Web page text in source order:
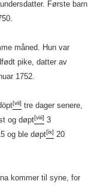
Første barn
måned. Hun var
pike, datter av
1752.
[vii] tre dager senere,
og døpt[viii] 3
og ble døpt[ix] 20
kommer til syne, for